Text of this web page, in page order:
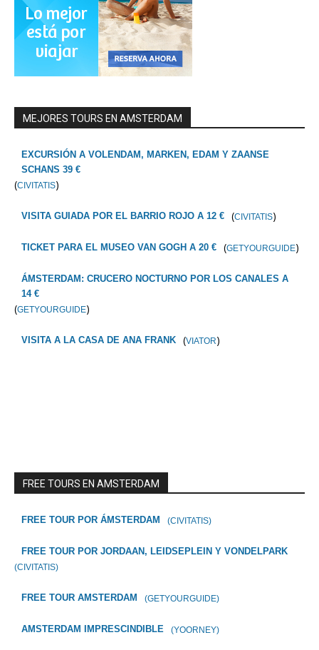
MEJORES TOURS EN AMSTERDAM
EXCURSIÓN A VOLENDAM, MARKEN, EDAM Y ZAANSE
SCHANS 39 €
(CIVITATIS)
VISITA GUIADA POR EL BARRIO ROJO A 12 € (CIVITATIS)
TICKET PARA EL MUSEO VAN GOGH A 20 € (GETYOURGUIDE)
ÁMSTERDAM: CRUCERO NOCTURNO POR LOS CANALES A
14 €
(GETYOURGUIDE)
VISITA A LA CASA DE ANA FRANK (VIATOR)
FREE TOURS EN AMSTERDAM
FREE TOUR POR ÁMSTERDAM (CIVITATIS)
FREE TOUR POR JORDAAN, LEIDSEPLEIN Y VONDELPARK
(CIVITATIS)
FREE TOUR AMSTERDAM (GETYOURGUIDE)
AMSTERDAM IMPRESCINDIBLE (YOORNEY)